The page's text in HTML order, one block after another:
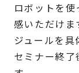
ロボットを
感いただけま
ジュールを具
セミナー終